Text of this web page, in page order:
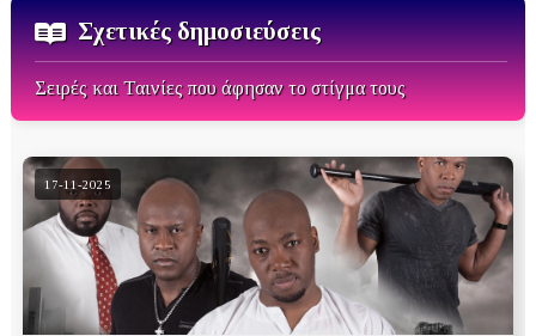
Σχετικές δημοσιεύσεις
Σειρές και Ταινίες που άφησαν το στίγμα τους
17-11-2025